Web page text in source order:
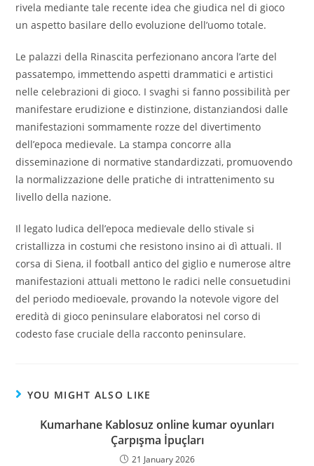
rivela mediante tale recente idea che giudica nel di gioco
un aspetto basilare dello evoluzione dell’uomo totale.
Le palazzi della Rinascita perfezionano ancora l’arte del
passatempo, immettendo aspetti drammatici e artistici
nelle celebrazioni di gioco. I svaghi si fanno possibilità per
manifestare erudizione e distinzione, distanziandosi dalle
manifestazioni sommamente rozze del divertimento
dell’epoca medievale. La stampa concorre alla
disseminazione di normative standardizzati, promuovendo
la normalizzazione delle pratiche di intrattenimento su
livello della nazione.
Il legato ludica dell’epoca medievale dello stivale si
cristallizza in costumi che resistono insino ai dì attuali. Il
corsa di Siena, il football antico del giglio e numerose altre
manifestazioni attuali mettono le radici nelle consuetudini
del periodo medioevale, provando la notevole vigore del
eredità di gioco peninsulare elaboratosi nel corso di
codesto fase cruciale della racconto peninsulare.
YOU MIGHT ALSO LIKE
Kumarhane Kablosuz online kumar oyunları
Çarpışma İpuçları
21 January 2026